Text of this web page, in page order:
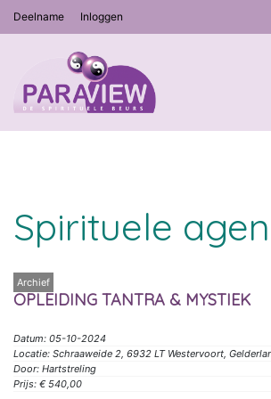
Deelname Inloggen
Spirituele
Archief
OPLEIDING TANTRA & MYSTIEK
Datum: 05-10-2024
Locatie: Schraaweide 2, 6932 LT Westervoort,
Door: Hartstreling
Prijs: € 540,00